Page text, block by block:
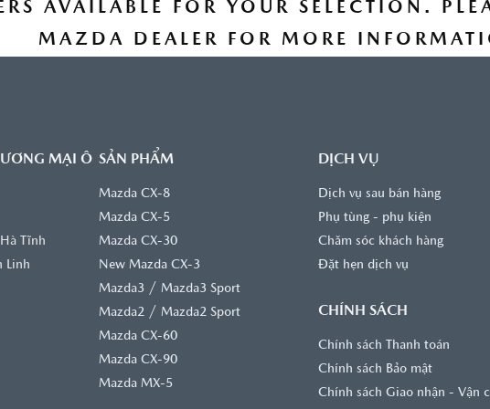
AVAILABLE FOR YOUR SELECTION.
MAZDA DEALER FOR MORE
MẠI Ô
Tĩnh
Linh
SẢN PHẨM
Mazda CX-8
Mazda CX-5
Mazda CX-30
New Mazda CX-3
Mazda3 / Mazda3 Sport
Mazda2 / Mazda2 Sport
Mazda CX-60
Mazda CX-90
Mazda MX-5
DỊCH VỤ
Dịch vụ sau bán hàng
Phụ tùng - phụ kiện
Chăm sóc khách hàng
Đặt hẹn dịch vụ
CHÍNH SÁCH
Chính sách Thanh toán
Chính sách Bảo mật
Chính sách Giao nhận - Vận